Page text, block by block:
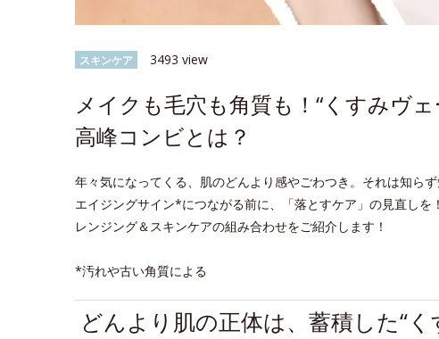
スキンケア 3493 view
メイクも毛穴も角質も！“くすみヴ
高峰コンビとは？
年々気になってくる、肌のどんより感やごわつき。それは知ら
エイジングサイン*につながる前に、「落とすケア」の見直し
レンジング＆スキンケアの組み合わせをご紹介します！
*汚れや古い角質による
どんより肌の正体は、蓄積した“